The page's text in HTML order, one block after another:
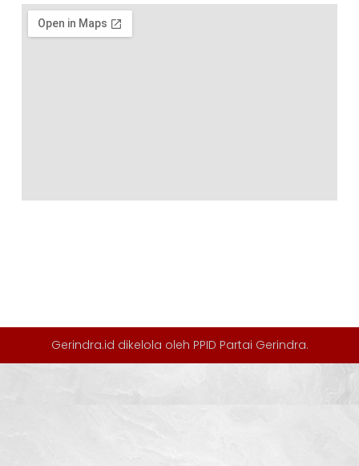
Gerindra.id dikelola oleh PPID Partai Gerindra.